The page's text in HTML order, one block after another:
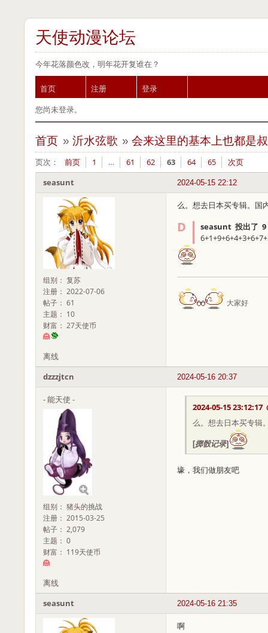
天使动漫论坛
今年花落颜色改，明年花开复谁在？
首页 注册
登录
您尚未登录。
首页 » 沂水弦歌 »会来这里的基本上也都是
页次： 前页 1 … 61 62 63 64 65 次页
2024-05-15 22:12
seasunt
组别： 复苏
注册： 2022-07-06
帖子： 61
主题： 10
财富： 27天使币
么。想去日本买专辑。国
seasunt 投出了
大家好
离线
2024-05-16 20:37
dzzzjtcn
- 能天使 -
组别： 猪头的挑战
注册： 2015-03-25
帖子： 2,079
主题： 0
财富： 119天使币
2024-05-15 23:12:17
么。想去日本买专辑
[掷骰记录]
壕，我们做朋友吧
离线
2024-05-16 21:35
seasunt
啊